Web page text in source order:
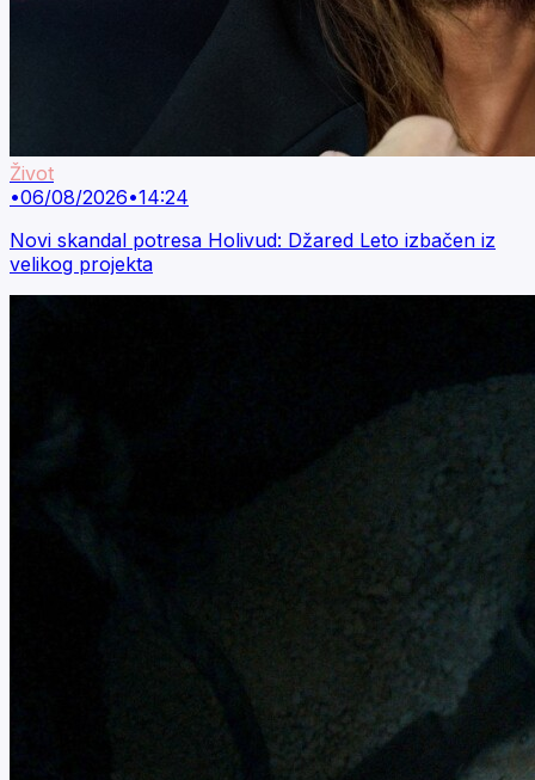
Život
•06/08/2026•14:24
Novi skandal potresa Holivud: Džared Leto izbačen iz
velikog projekta